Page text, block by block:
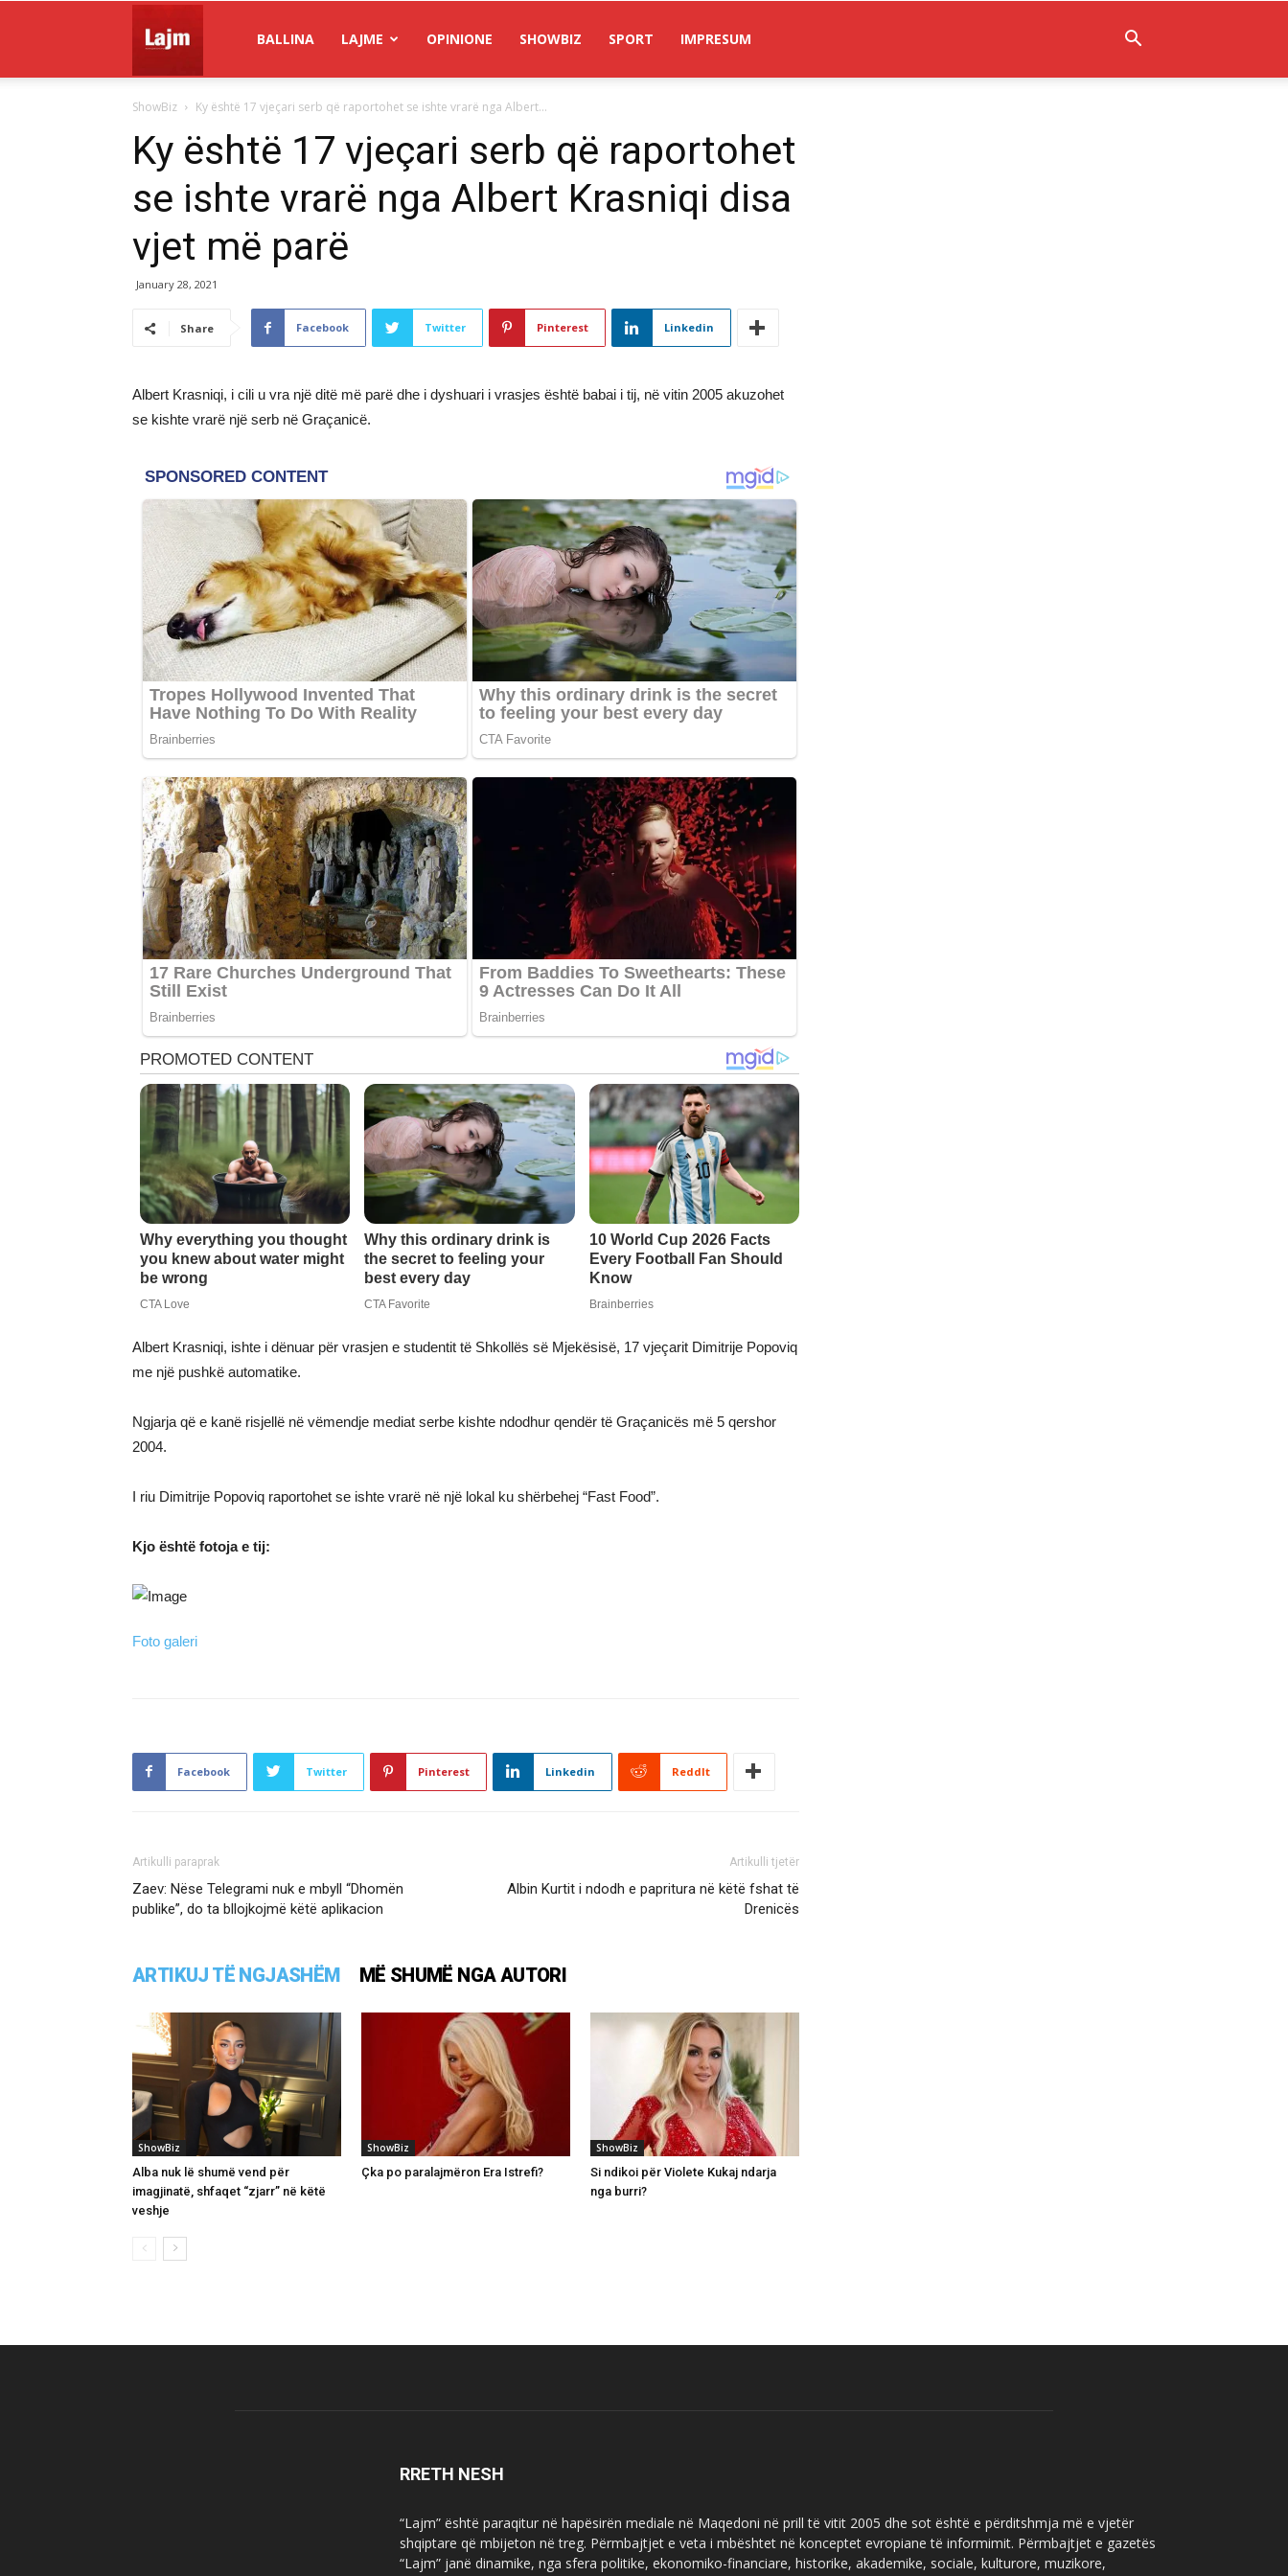
Lajm
BALLINA LAJME OPINIONE SHOWBIZ SPORT IMPRESUM
ShowBiz Ky është 17 vjeçari serb që raportohet se ishte vrarë nga Albert...
Ky është 17 vjeçari serb që raportohet
se ishte vrarë nga Albert Krasniqi disa
vjet më parë
January 28, 2021
Share Facebook Twitter Pinterest Linkedin
Albert Krasniqi, i cili u vra një ditë më parë dhe i dyshuari i vrasjes është babai i tij, në vitin 2005 akuzohet
se kishte vrarë një serb në Graçanicë.
Albert Krasniqi, ishte i dënuar për vrasjen e studentit të Shkollës së Mjekësisë, 17 vjeçarit Dimitrije Popoviq
me një pushkë automatike.
Ngjarja që e kanë risjellë në vëmendje mediat serbe kishte ndodhur qendër të Graçanicës më 5 qershor
2004.
I riu Dimitrije Popoviq raportohet se ishte vrarë në një lokal ku shërbehej “Fast Food”.
Kjo është fotoja e tij:
Foto galeri
Facebook Twitter Pinterest Linkedin ReddIt
Artikulli paraprak
Zaev: Nëse Telegrami nuk e mbyll “Dhomën
publike”, do ta bllojkojmë këtë aplikacion
Artikulli tjetër
Albin Kurtit i ndodh e papritura në këtë fshat të
Drenicës
ARTIKUJ TË NGJASHËM MË SHUMË NGA AUTORI
ShowBiz
Alba nuk lë shumë vend për
imagjinatë, shfaqet “zjarr” në këtë
veshje
ShowBiz
Çka po paralajmëron Era Istrefi?
ShowBiz
Si ndikoi për Violete Kukaj ndarja
nga burri?
RRETH NESH
“Lajm” është paraqitur në hapësirën mediale në Maqedoni në prill të vitit 2005 dhe sot është e përditshmja më e vjetër
shqiptare që mbijeton në treg. Përmbajtjet e veta i mbështet në konceptet evropiane të informimit. Përmbajtjet e gazetës
“Lajm” janë dinamike, nga sfera politike, ekonomiko-financiare, historike, akademike, sociale, kulturore, muzikore,